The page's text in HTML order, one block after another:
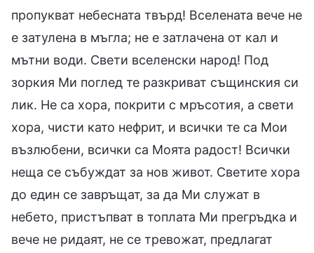
пропукват небесната твърд! Вселената вече не
е затулена в мъгла; не е затлачена от кал и
мътни води. Свети вселенски народ! Под
зоркия Ми поглед те разкриват същинския си
лик. Не са хора, покрити с мръсотия, а свети
хора, чисти като нефрит, и всички те са Мои
възлюбени, всички са Моята радост! Всички
неща се събуждат за нов живот. Светите хора
до един се завръщат, за да Ми служат в
небето, пристъпват в топлата Ми прегръдка и
вече не ридаят, не се тревожат, предлагат